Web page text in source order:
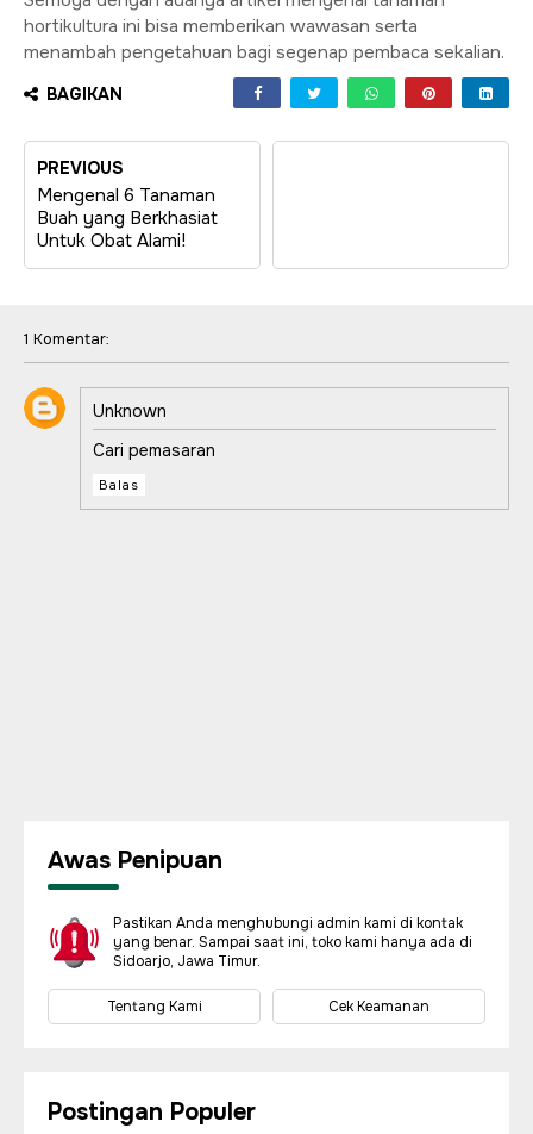
hortikultura ini bisa memberikan wawasan serta
menambah pengetahuan bagi segenap pembaca sekalian.
BAGIKAN
PREVIOUS
Mengenal 6 Tanaman
Buah yang Berkhasiat
Untuk Obat Alami!
1 Komentar:
Unknown
Cari pemasaran
Balas
Awas Penipuan
Pastikan Anda menghubungi admin kami di kontak
yang benar. Sampai saat ini, toko kami hanya ada di
Sidoarjo, Jawa Timur.
Tentang Kami Cek Keamanan
Postingan Populer